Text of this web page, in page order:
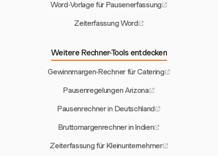
Word-Vorlage für Pausenerfassung
Zeiterfassung Word
Weitere Rechner-Tools entdecken
Gewinnmargen-Rechner für Catering
Pausenregelungen Arizona
Pausenrechner in Deutschland
Bruttomargenrechner in Indien
Zeiterfassung für Kleinunternehmer